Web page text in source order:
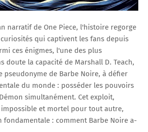
narratif de One Piece, l'histoire regorge
qui captivent les fans depuis
ces énigmes, l'une des plus
doute la capacité de Marshall D. Teach,
pseudonyme de Barbe Noire, à défier
du monde : posséder les pouvoirs
simultanément. Cet exploit,
et mortel pour tout autre,
fondamentale : comment Barbe Noire a-